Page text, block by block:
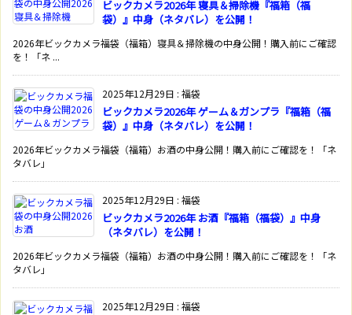
ビックカメラ2026年 寝具＆掃除機『福箱（福
袋）』中身（ネタバレ）を公開！
2026年ビックカメラ福袋（福箱）寝具＆掃除機の中身公開！購入前にご確認
を！「ネ ...
2025年12月29日 : 福袋
ビックカメラ2026年 ゲーム＆ガンプラ『福箱（福
袋）』中身（ネタバレ）を公開！
2026年ビックカメラ福袋（福箱）お酒の中身公開！購入前にご確認を！「ネ
タバレ」
2025年12月29日 : 福袋
ビックカメラ2026年 お酒『福箱（福袋）』中身
（ネタバレ）を公開！
2026年ビックカメラ福袋（福箱）お酒の中身公開！購入前にご確認を！「ネ
タバレ」
2025年12月29日 : 福袋